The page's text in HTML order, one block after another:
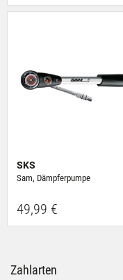
ihnen bereitgestellt
SKS
Sam, Dämpferpumpe
49,99 €
Zahlarten